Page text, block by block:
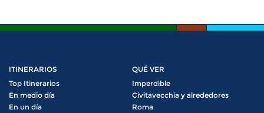
ITINERARIOS
Top Itinerarios
En medio día
En un día
QUÉ VER
Imperdible
Civitavecchia y alrededores
Roma